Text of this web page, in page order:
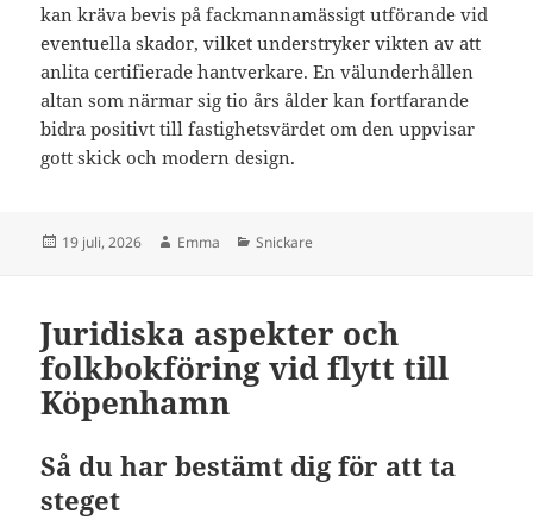
kan kräva bevis på fackmannamässigt utförande vid
eventuella skador, vilket understryker vikten av att
anlita certifierade hantverkare. En välunderhållen
altan som närmar sig tio års ålder kan fortfarande
bidra positivt till fastighetsvärdet om den uppvisar
gott skick och modern design.
Postat
19 juli, 2026 Författare
Emma Kategorier
Snickare
Juridiska aspekter och
folkbokföring vid flytt till
Köpenhamn
Så du har bestämt dig för att ta
steget